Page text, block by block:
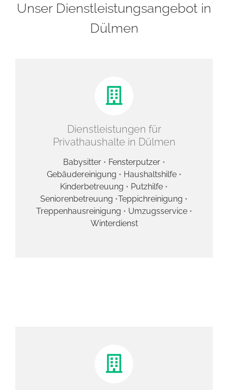
Unser Dienstleistungsangebot in
Dülmen
Dienstleistungen für
Privathaushalte in Dülmen
Babysitter• Fensterputzer•
Gebäudereinigung • Haushaltshilfe•
Kinderbetreuung • Putzhilfe •
Seniorenbetreuung •Teppichreinigung •
Treppenhausreinigung • Umzugsservice•
Winterdienst